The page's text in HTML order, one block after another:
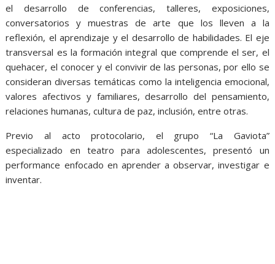
el desarrollo de conferencias, talleres, exposiciones,
conversatorios y muestras de arte que los lleven a la
reflexión, el aprendizaje y el desarrollo de habilidades. El eje
transversal es la formación integral que comprende el ser, el
quehacer, el conocer y el convivir de las personas, por ello se
consideran diversas temáticas como la inteligencia emocional,
valores afectivos y familiares, desarrollo del pensamiento,
relaciones humanas, cultura de paz, inclusión, entre otras.
Previo al acto protocolario, el grupo “La Gaviota”
especializado en teatro para adolescentes, presentó un
performance enfocado en aprender a observar, investigar e
inventar.